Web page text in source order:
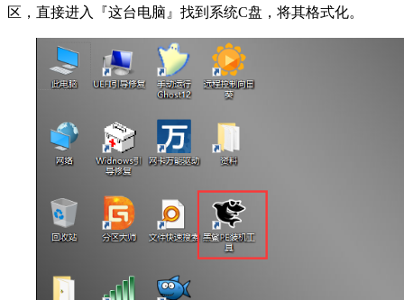
区，直接进入『这台电脑』找到系统C盘，将其格式化。